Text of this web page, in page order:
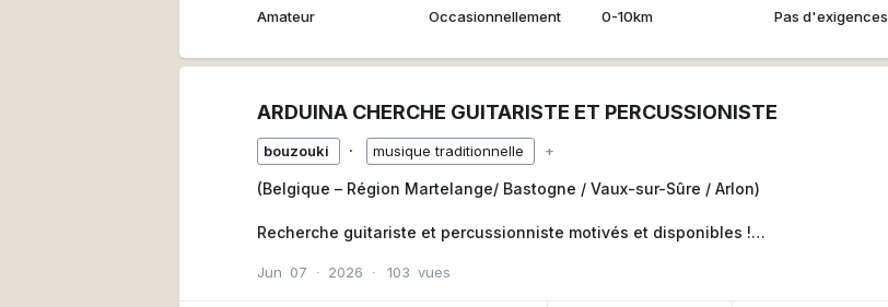
Amateur Occasionnellement 0-10km Pas d'exigences
ARDUINA CHERCHE GUITARISTE ET PERCUSSIONISTE
bouzouki ∙ musique traditionnelle +
(Belgique – Région Martelange/ Bastogne / Vaux-sur-Sûre / Arlon)
Recherche guitariste et percussionniste motivés et disponibles !
Tu es percussionniste / batteur, ou guitariste / bouzoukiste ?
Jun 07 ∙ 2026 ∙ 103 vues